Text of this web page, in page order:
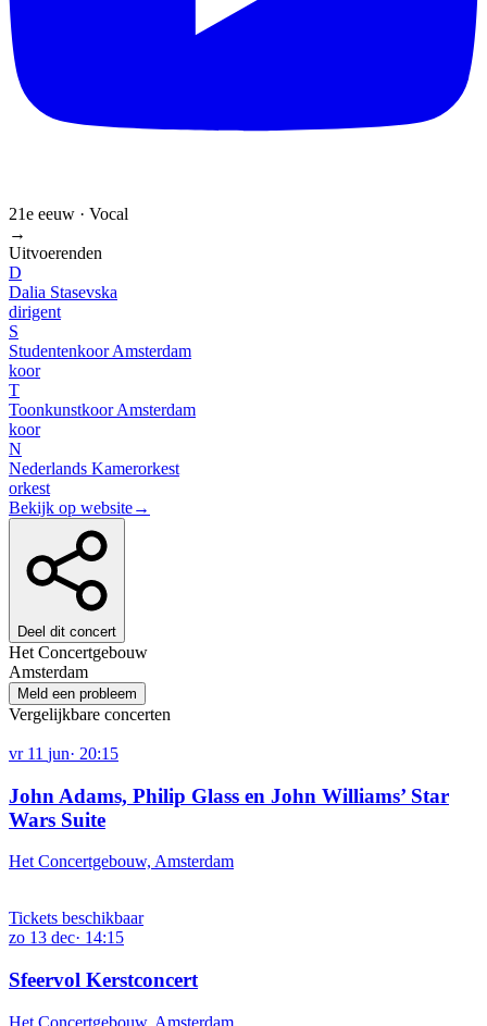
21e eeuw · Vocal
→
Uitvoerenden
D
Dalia Stasevska
dirigent
S
Studentenkoor Amsterdam
koor
T
Toonkunstkoor Amsterdam
koor
N
Nederlands Kamerorkest
orkest
Bekijk op website→
Deel dit concert
Het Concertgebouw
Amsterdam
Meld een probleem
Vergelijkbare concerten
vr 11 jun· 20:15
John Adams, Philip Glass en John Williams’ Star
Wars Suite
Het Concertgebouw, Amsterdam
Tickets beschikbaar
zo 13 dec· 14:15
Sfeervol Kerstconcert
Het Concertgebouw, Amsterdam